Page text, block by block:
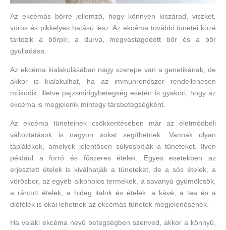
Az ekcémás bőrre jellemző, hogy könnyen kiszárad, viszket,
vörös és pikkelyes hatású lesz. Az ekcéma további tünetei közé
tartozik a bőrpír, a durva, megvastagodott bőr és a bőr
gyulladása.
Az ekcéma kialakulásában nagy szerepe van a genetikának, de
akkor is kialakulhat, ha az immunrendszer rendellenesen
működik, illetve pajzsmirigybetegség esetén is gyakori, hogy az
ekcéma is megjelenik mintegy társbetegségként.
Az ekcéma tüneteinek csökkentésében már az életmódbeli
változtatások is nagyon sokat segíthetnek. Vannak olyan
táplálékok, amelyek jelentősen súlyosbítják a tüneteket. Ilyen
például a forró és fűszeres ételek. Egyes esetekben az
erjesztett ételek is kiválhatják a tüneteket, de a sós ételek, a
vörösbor, az egyéb alkoholos termékek, a savanyú gyümölcsök,
a rántott ételek, a hideg italok és ételek, a kávé, a tea és a
diófélék is okai lehetnek az ekcémás tünetek megjelenésének.
Ha valaki ekcéma nevű betegségben szenved, akkor a könnyű,